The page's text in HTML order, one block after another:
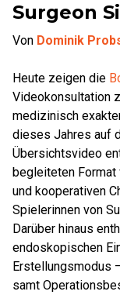
Surgeon
Von Dominik
Heute zeigen die
Videokonsultation
medizinisch
dieses Jahres auf
Übersichtsvideo
begleiteten
und kooperativen
Spielerinnen von
Darüber hinaus
endoskopischen
Erstellungsmodus
samt